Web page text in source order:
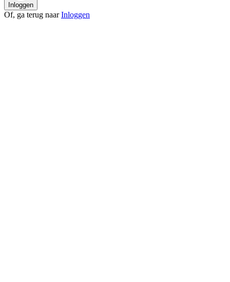
Inloggen
Of, ga terug naar Inloggen